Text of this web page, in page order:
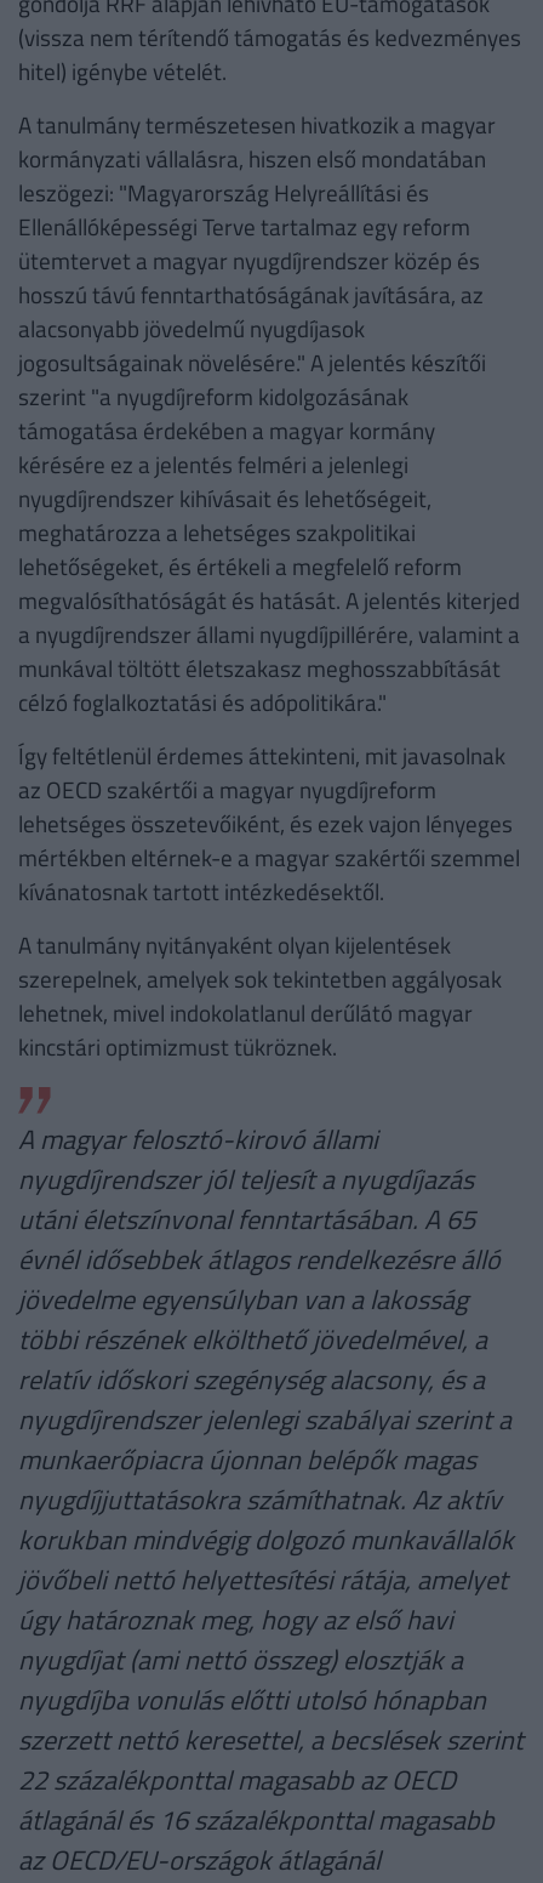
(vissza nem térítendő támogatás és kedvezményes
hitel) igénybe vételét.
A tanulmány természetesen hivatkozik a magyar
kormányzati vállalásra, hiszen első mondatában
leszögezi: "Magyarország Helyreállítási és
Ellenállóképességi Terve tartalmaz egy reform
ütemtervet a magyar nyugdíjrendszer közép és
hosszú távú fenntarthatóságának javítására, az
alacsonyabb jövedelmű nyugdíjasok
jogosultságainak növelésére." A jelentés készítői
szerint "a nyugdíjreform kidolgozásának
támogatása érdekében a magyar kormány
kérésére ez a jelentés felméri a jelenlegi
nyugdíjrendszer kihívásait és lehetőségeit,
meghatározza a lehetséges szakpolitikai
lehetőségeket, és értékeli a megfelelő reform
megvalósíthatóságát és hatását. A jelentés kiterjed
a nyugdíjrendszer állami nyugdíjpillérére, valamint a
munkával töltött életszakasz meghosszabbítását
célzó foglalkoztatási és adópolitikára."
Így feltétlenül érdemes áttekinteni, mit javasolnak
az OECD szakértői a magyar nyugdíjreform
lehetséges összetevőiként, és ezek vajon lényeges
mértékben eltérnek-e a magyar szakértői szemmel
kívánatosnak tartott intézkedésektől.
A tanulmány nyitányaként olyan kijelentések
szerepelnek, amelyek sok tekintetben aggályosak
lehetnek, mivel indokolatlanul derűlátó magyar
kincstári optimizmust tükröznek.
A magyar felosztó-kirovó állami
nyugdíjrendszer jól teljesít a nyugdíjazás
utáni életszínvonal fenntartásában. A 65
évnél idősebbek átlagos rendelkezésre álló
jövedelme egyensúlyban van a lakosság
többi részének elkölthető jövedelmével, a
relatív időskori szegénység alacsony, és a
nyugdíjrendszer jelenlegi szabályai szerint a
munkaerőpiacra újonnan belépők magas
nyugdíjjuttatásokra számíthatnak. Az aktív
korukban mindvégig dolgozó munkavállalók
jövőbeli nettó helyettesítési rátája, amelyet
úgy határoznak meg, hogy az első havi
nyugdíjat (ami nettó összeg) elosztják a
nyugdíjba vonulás előtti utolsó hónapban
szerzett nettó keresettel, a becslések szerint
22 százalékponttal magasabb az OECD
átlagánál és 16 százalékponttal magasabb
az OECD/EU-országok átlagánál